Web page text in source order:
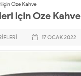
için Oze Kahve
için Oze Kahve
17 OCAK2022